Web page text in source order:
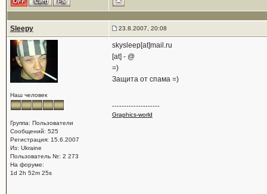
Sleepy 23.8.2007, 20:08
Наш человек
Группа: Пользователи
Сообщений: 525
Регистрация: 15.6.2007
Из: Ukraine
Пользователь №: 2 273
На форуме:
1d 2h 52m 25s
skysleep[at]mail.ru
[at] - @
=)
Защита от спама =)
--------------------
Graphics-world